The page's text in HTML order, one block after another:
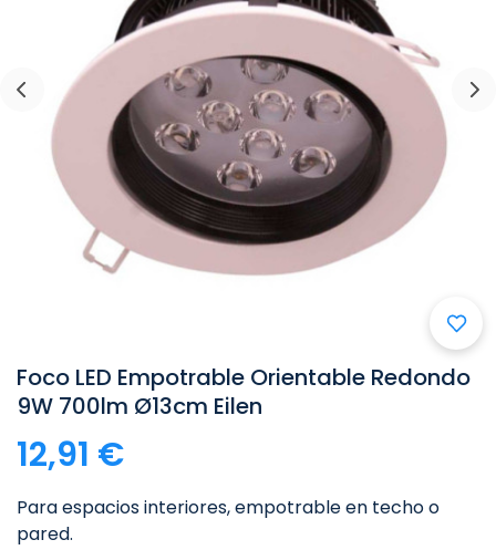
Foco LED Empotrable Orientable Redondo
9W 700lm Ø13cm Eilen
12,91 €
Para espacios interiores, empotrable en techo o
pared.